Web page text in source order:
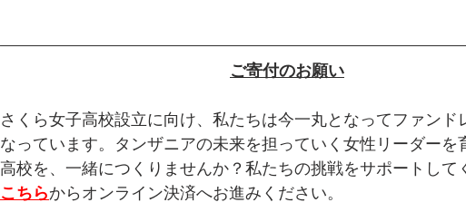
ご寄付のお願い
さくら女子高校設立に向け、私たちは今一丸となってファンド
なっています。タンザニアの未来を担っていく女性リーダーを
高校を、一緒につくりませんか？私たちの挑戦をサポートして
こちらからオンライン決済へお進みください。